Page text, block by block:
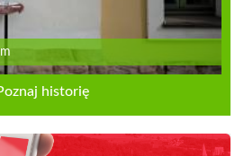
historię